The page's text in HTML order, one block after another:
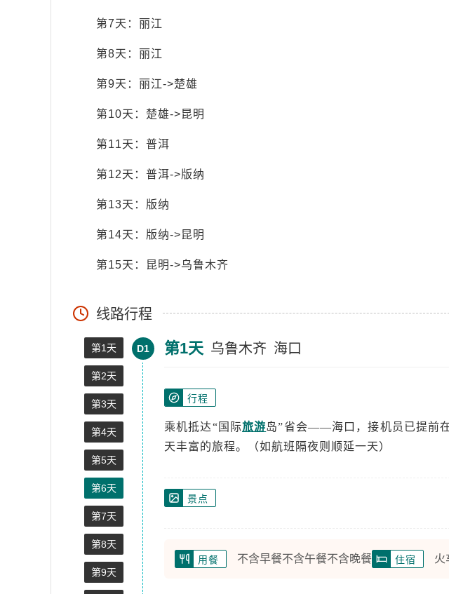
第7天：丽江
第8天：丽江
第9天：丽江->楚雄
第10天：楚雄->昆明
第11天：普洱
第12天：普洱->版纳
第13天：版纳
第14天：版纳->昆明
第15天：昆明->乌鲁木齐
线路行程
第1天
第2天
第3天
第4天
第5天
第6天
第7天
第8天
第9天
D1 第1天 乌鲁木齐 海口
行程
乘机抵达“国际旅游岛”省会——海口，接机员已提前
天丰富的旅程。（如航班隔夜则顺延一天）
景点
用餐 不含早餐不含午餐不含晚餐 住宿 火